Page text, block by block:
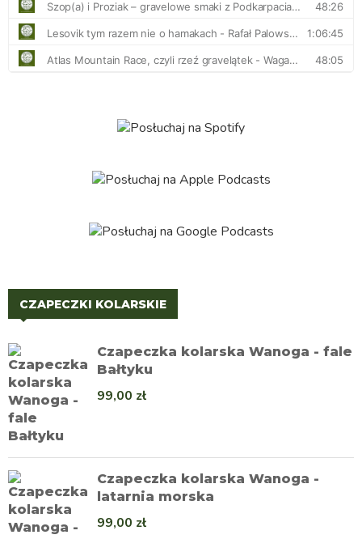
CZAPECZKI KOLARSKIE
Czapeczka kolarska Wanoga - fale
Bałtyku
99,00 zł
Czapeczka kolarska Wanoga -
latarnia morska
99,00 zł